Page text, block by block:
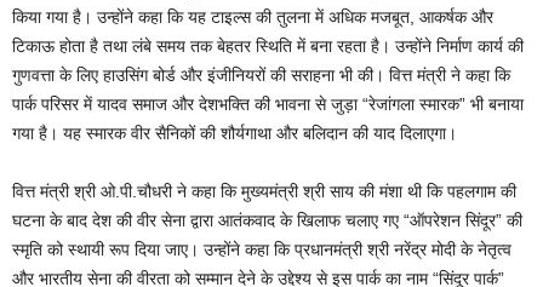
किया गया है। उन्होंने कहा कि यह टाइल्स की तुलना में अधिक मजबूत, आकर्षक और
टिकाऊ होता है तथा लंबे समय तक बेहतर स्थिति में बना रहता है। उन्होंने निर्माण कार्य की
गुणवत्ता के लिए हाउसिंग बोर्ड और इंजीनियरों की सराहना भी की। वित्त मंत्री ने कहा कि
पार्क परिसर में यादव समाज और देशभक्ति की भावना से जुड़ा “रेजांगला स्मारक” भी बनाया
गया है। यह स्मारक वीर सैनिकों की शौर्यगाथा और बलिदान की याद दिलाएगा।
वित्त मंत्री श्री ओ.पी.चौधरी ने कहा कि मुख्यमंत्री श्री साय की मंशा थी कि पहलगाम की
घटना के बाद देश की वीर सेना द्वारा आतंकवाद के खिलाफ चलाए गए “ऑपरेशन सिंदूर” की
स्मृति को स्थायी रूप दिया जाए। उन्होंने कहा कि प्रधानमंत्री श्री नरेंद्र मोदी के नेतृत्व
और भारतीय सेना की वीरता को सम्मान देने के उद्देश्य से इस पार्क का नाम “सिंदूर पार्क”